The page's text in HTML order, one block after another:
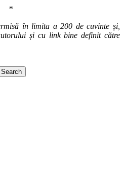
*
în limita a 200 de cuvinte și,
și cu link bine definit către